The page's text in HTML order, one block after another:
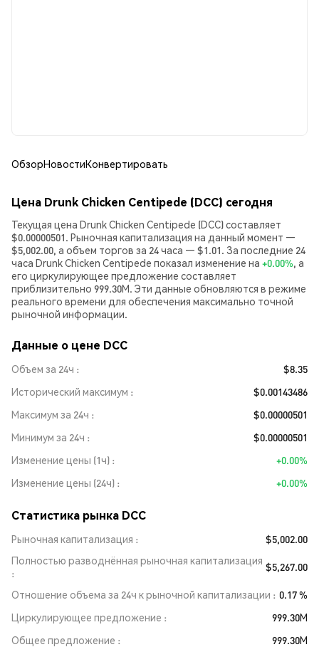
ОбзорНовостиКонвертировать
Цена Drunk Chicken Centipede (DCC) сегодня
Текущая цена Drunk Chicken Centipede (DCC) составляет
$0.00000501. Рыночная капитализация на данный момент —
$5,002.00, а объем торгов за 24 часа — $1.01. За последние 24
часа Drunk Chicken Centipede показал изменение на +0.00%, а
его циркулирующее предложение составляет
приблизительно 999.30M. Эти данные обновляются в режиме
реального времени для обеспечения максимально точной
рыночной информации.
Данные о цене DCC
Объем за 24ч
$8.35
Исторический максимум
$0.00143486
Максимум за 24ч
$0.00000501
Минимум за 24ч
$0.00000501
Изменение цены (1ч)
+0.00%
Изменение цены (24ч)
+0.00%
Статистика рынка DCC
Рыночная капитализация
$5,002.00
Полностью разводнённая рыночная капитализация $5,267.00
Отношение объема за 24ч к рыночной капитализации
0.17 %
Циркулирующее предложение
999.30M
Общее предложение
999.30M